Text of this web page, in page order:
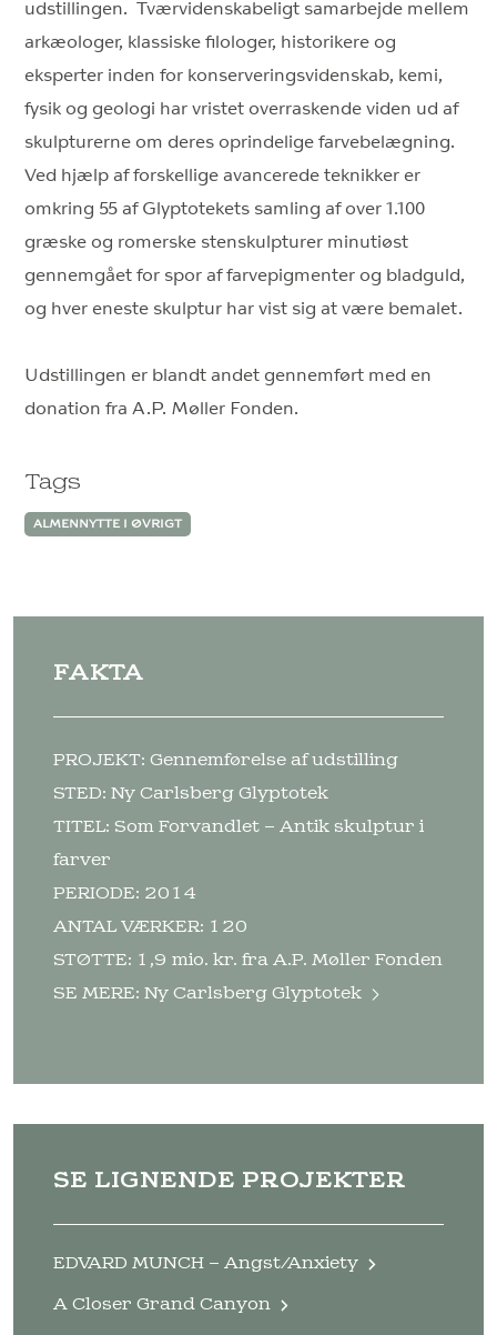
udstillingen. Tværvidenskabeligt samarbejde mellem
arkæologer, klassiske filologer, historikere og
eksperter inden for konserveringsvidenskab, kemi,
fysik og geologi har vristet overraskende viden ud af
skulpturerne om deres oprindelige farvebelægning.
Ved hjælp af forskellige avancerede teknikker er
omkring 55 af Glyptotekets samling af over 1.100
græske og romerske stenskulpturer minutiøst
gennemgået for spor af farvepigmenter og bladguld,
og hver eneste skulptur har vist sig at være bemalet.
Udstillingen er blandt andet gennemført med en
donation fra A.P. Møller Fonden.
Tags
ALMENNYTTE I ØVRIGT
FAKTA
PROJEKT: Gennemførelse af udstilling
STED: Ny Carlsberg Glyptotek
TITEL: Som Forvandlet – Antik skulptur i
farver
PERIODE: 2014
ANTAL VÆRKER: 120
STØTTE: 1,9 mio. kr. fra A.P. Møller Fonden
SE MERE: Ny Carlsberg Glyptotek
SE LIGNENDE PROJEKTER
EDVARD MUNCH – Angst/Anxiety
A Closer Grand Canyon